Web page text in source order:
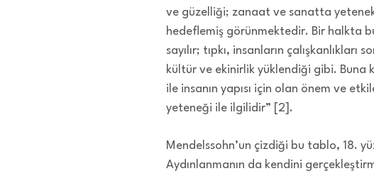
ve güzelliği; zanaat ve sanatta
hedeflemiş görünmektedir. Bir halkta
sayılır; tıpkı, insanların
kültür ve ekinirlik yüklendiği gibi. Buna
ile insanın yapısı için olan önem ve
yeteneği ile ilgilidir” [2].
Mendelssohn’un çizdiği bu tablo, 18.
Aydınlanmanın da kendini